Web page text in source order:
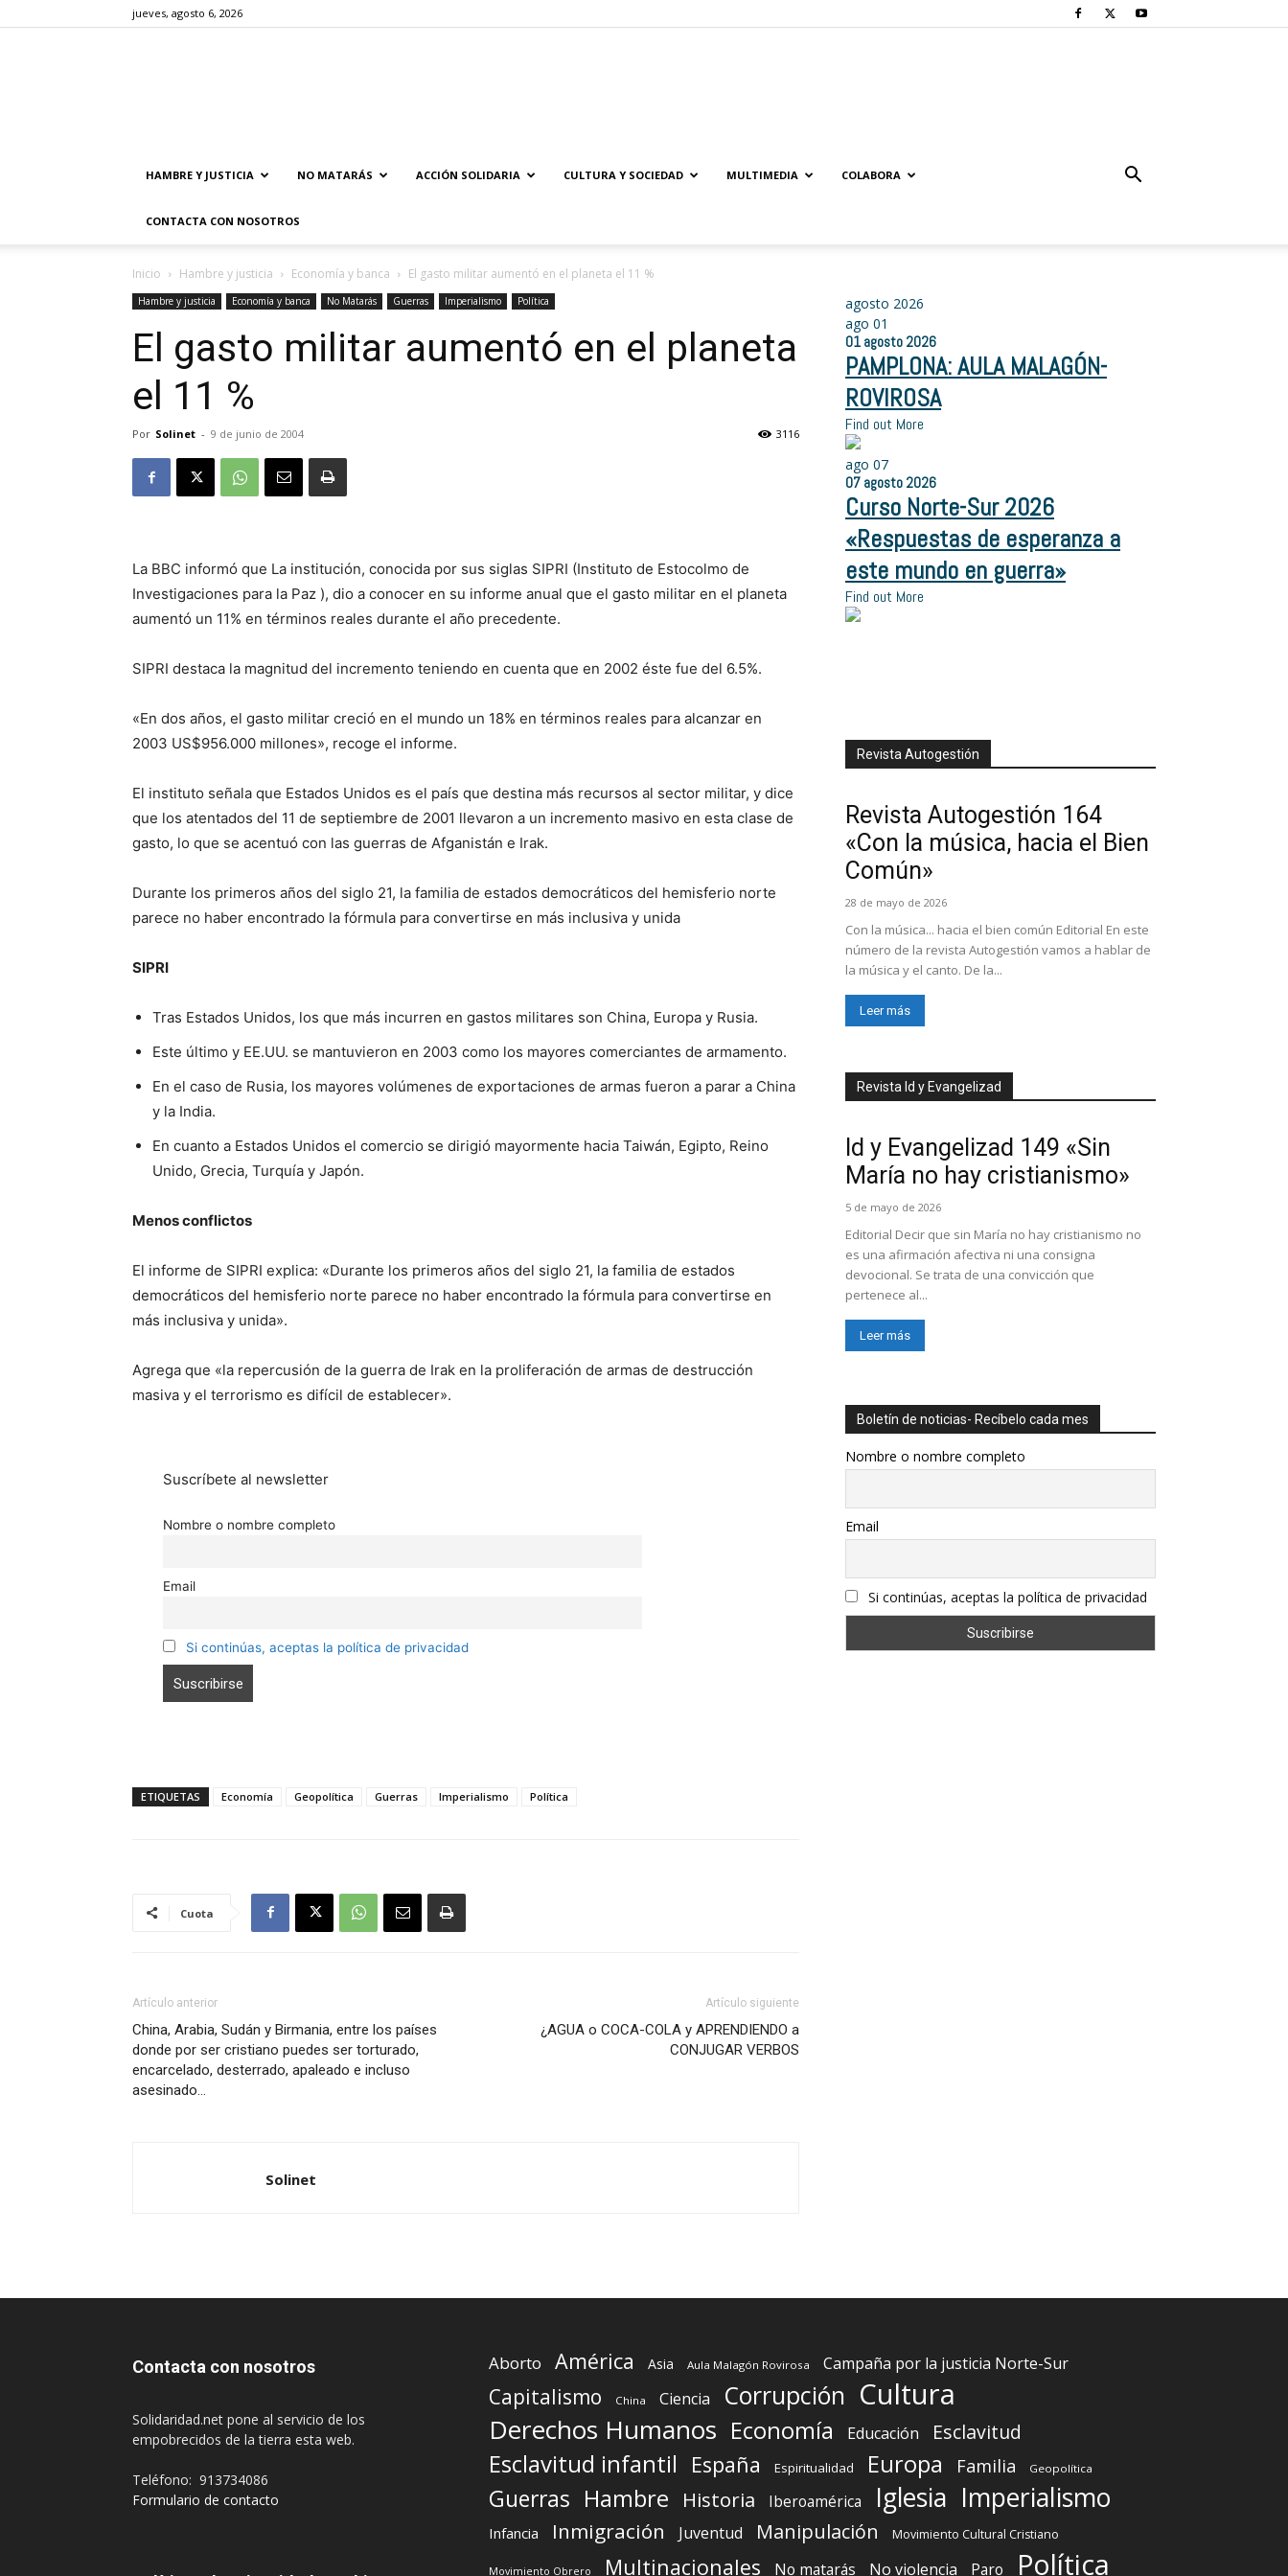
jueves, agosto 6, 2026
HAMBRE Y JUSTICIA NO MATARÁS ACCIÓN SOLIDARIA CULTURA Y SOCIEDAD MULTIMEDIA COLABORA
CONTACTA CON NOSOTROS
Inicio Hambre y justicia Economía y banca El gasto militar aumentó en el planeta el 11 %
Hambre y justicia Economía y banca No Matarás Guerras Imperialismo Política
El gasto militar aumentó en el planeta
el 11 %
Por Solinet - 9 de junio de 2004 3116
La BBC informó que La institución, conocida por sus siglas SIPRI (Instituto de Estocolmo de
Investigaciones para la Paz ), dio a conocer en su informe anual que el gasto militar en el planeta
aumentó un 11% en términos reales durante el año precedente.
SIPRI destaca la magnitud del incremento teniendo en cuenta que en 2002 éste fue del 6.5%.
«En dos años, el gasto militar creció en el mundo un 18% en términos reales para alcanzar en
2003 US$956.000 millones», recoge el informe.
El instituto señala que Estados Unidos es el país que destina más recursos al sector militar, y dice
que los atentados del 11 de septiembre de 2001 llevaron a un incremento masivo en esta clase de
gasto, lo que se acentuó con las guerras de Afganistán e Irak.
Durante los primeros años del siglo 21, la familia de estados democráticos del hemisferio norte
parece no haber encontrado la fórmula para convertirse en más inclusiva y unida
SIPRI
Tras Estados Unidos, los que más incurren en gastos militares son China, Europa y Rusia.
Este último y EE.UU. se mantuvieron en 2003 como los mayores comerciantes de armamento.
En el caso de Rusia, los mayores volúmenes de exportaciones de armas fueron a parar a China
y la India.
En cuanto a Estados Unidos el comercio se dirigió mayormente hacia Taiwán, Egipto, Reino
Unido, Grecia, Turquía y Japón.
Menos conflictos
El informe de SIPRI explica: «Durante los primeros años del siglo 21, la familia de estados
democráticos del hemisferio norte parece no haber encontrado la fórmula para convertirse en
más inclusiva y unida».
Agrega que «la repercusión de la guerra de Irak en la proliferación de armas de destrucción
masiva y el terrorismo es difícil de establecer».
Suscríbete al newsletter
Nombre o nombre completo
Email
Si continúas, aceptas la política de privacidad
ETIQUETAS Economía Geopolítica Guerras Imperialismo Política
Cuota
Artículo anterior
China, Arabia, Sudán y Birmania, entre los países
donde por ser cristiano puedes ser torturado,
encarcelado, desterrado, apaleado e incluso
asesinado…
Artículo siguiente
¿AGUA o COCA-COLA y APRENDIENDO a
CONJUGAR VERBOS
Solinet
agosto 2026
ago 01
01 agosto 2026
PAMPLONA: AULA MALAGÓN-
ROVIROSA
Find out More
ago 07
07 agosto 2026
Curso Norte-Sur 2026
«Respuestas de esperanza a
este mundo en guerra»
Find out More
Revista Autogestión
Revista Autogestión 164
«Con la música, hacia el Bien
Común»
28 de mayo de 2026
Con la música... hacia el bien común Editorial En este
número de la revista Autogestión vamos a hablar de
la música y el canto. De la...
Leer más
Revista Id y Evangelizad
Id y Evangelizad 149 «Sin
María no hay cristianismo»
5 de mayo de 2026
Editorial Decir que sin María no hay cristianismo no
es una afirmación afectiva ni una consigna
devocional. Se trata de una convicción que
pertenece al...
Leer más
Boletín de noticias- Recíbelo cada mes
Nombre o nombre completo
Email
Si continúas, aceptas la política de privacidad
Contacta con nosotros
Solidaridad.net pone al servicio de los
empobrecidos de la tierra esta web.
Teléfono: 913734086
Formulario de contacto
Aborto América Asia Aula Malagón Rovirosa Campaña por la justicia Norte-Sur
Capitalismo China Ciencia Corrupción Cultura
Derechos Humanos Economía Educación Esclavitud
Esclavitud infantil España Espiritualidad Europa Familia Geopolítica
Guerras Hambre Historia Iberoamérica Iglesia Imperialismo
Infancia Inmigración Juventud Manipulación Movimiento Cultural Cristiano
Movimiento Obrero Multinacionales No matarás No violencia Paro Política